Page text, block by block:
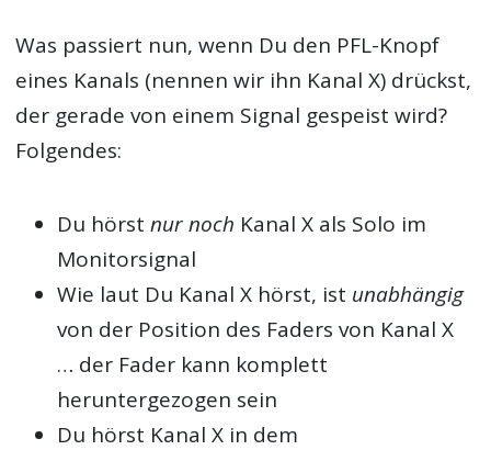
Was passiert nun, wenn Du den PFL-Knopf
eines Kanals (nennen wir ihn Kanal X) drückst,
der gerade von einem Signal gespeist wird?
Folgendes:
Du hörstnur noch Kanal X als Solo im
Monitorsignal
Wie laut Du Kanal X hörst, ist unabhängig
von der Position des Faders von Kanal X
… der Fader kann komplett
heruntergezogen sein
Du hörst Kanal X in dem